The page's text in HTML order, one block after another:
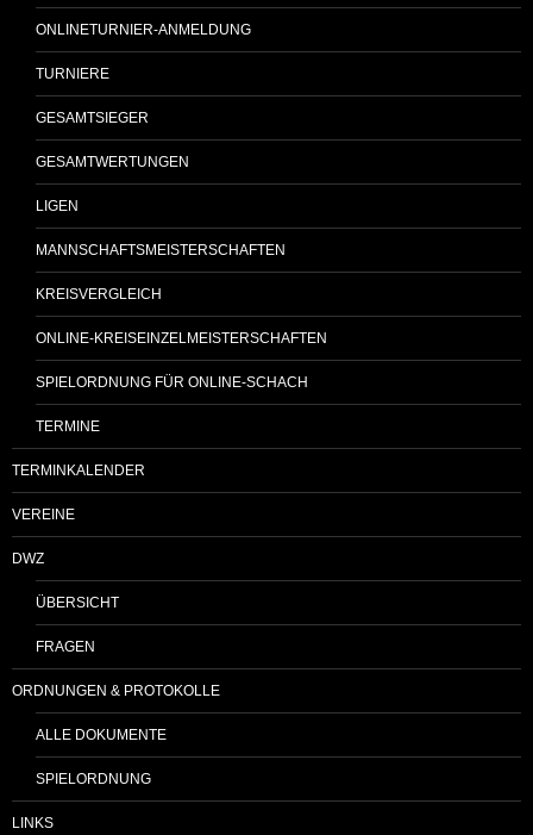
ONLINETURNIER-ANMELDUNG
TURNIERE
GESAMTSIEGER
GESAMTWERTUNGEN
LIGEN
MANNSCHAFTSMEISTERSCHAFTEN
KREISVERGLEICH
ONLINE-KREISEINZELMEISTERSCHAFTEN
SPIELORDNUNG FÜR ONLINE-SCHACH
TERMINE
TERMINKALENDER
VEREINE
DWZ
ÜBERSICHT
FRAGEN
ORDNUNGEN & PROTOKOLLE
ALLE DOKUMENTE
SPIELORDNUNG
LINKS